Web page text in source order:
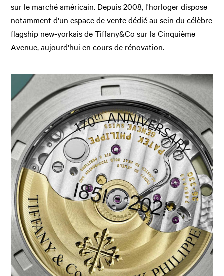
sur le marché américain. Depuis 2008, l'horloger dispose
notamment d'un espace de vente dédié au sein du célèbre
flagship new-yorkais de Tiffany&Co sur la Cinquième
Avenue, aujourd'hui en cours de rénovation.